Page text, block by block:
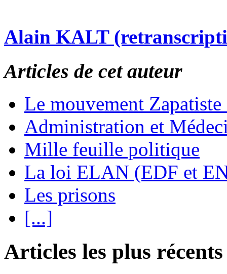
Alain KALT
Articles de cet auteur
Le mouvement
Administration et
Mille feuille politique
La loi ELAN (EDF et
Les prisons
[...]
Articles les plus récents